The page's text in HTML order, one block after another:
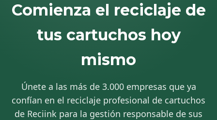
Comienza el reciclaje de
tus cartuchos hoy
mismo
Únete a las más de 3.000 empresas que ya
confían en el reciclaje profesional de cartuchos
de Reciink para la gestión responsable de sus